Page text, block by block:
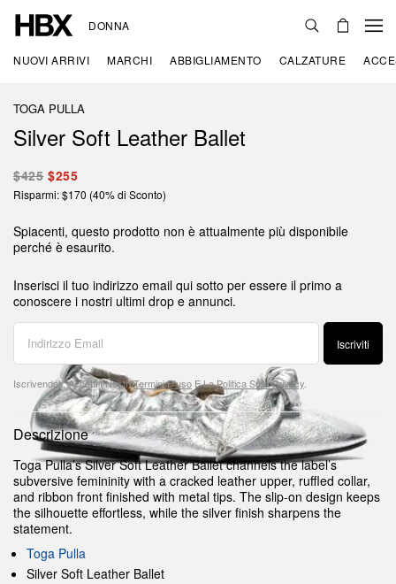
DONNA
NUOVI ARRIVI MARCHI ABBIGLIAMENTO CALZATURE
TOGA PULLA
Silver Soft Leather Ballet
$425 $255
Risparmi: $170 (40% di Sconto)
Spiacenti, questo prodotto non è attualmente più disponibile
perché è esaurito.
Inserisci il tuo indirizzo email qui sotto per essere il primo a
conoscere i nostri ultimi drop e annunci.
Iscriviti
Iscrivendoti, Accetti I NostriTermini D'uso E LaPolitica Sulla Privacy
Descrizione
Toga Pulla’s Silver Soft Leather Ballet channels the label’s
subversive femininity with a cracked leather upper, ruffled collar,
and ribbon front finished with metal tips. The slip-on design keeps
the silhouette effortless, while the silver finish sharpens the
statement.
Toga Pulla
Silver Soft Leather Ballet